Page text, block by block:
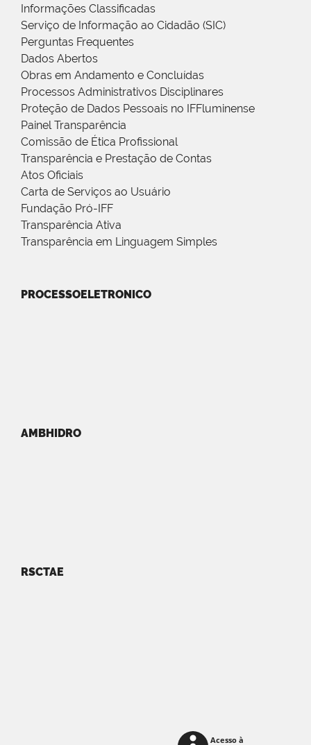
Informações Classificadas
Serviço de Informação ao Cidadão (SIC)
Perguntas Frequentes
Dados Abertos
Obras em Andamento e Concluídas
Processos Administrativos Disciplinares
Proteção de Dados Pessoais no IFFluminense
Painel Transparência
Comissão de Ética Profissional
Transparência e Prestação de Contas
Atos Oficiais
Carta de Serviços ao Usuário
Fundação Pró-IFF
Transparência Ativa
Transparência em Linguagem Simples
PROCESSOELETRONICO
AMBHIDRO
RSCTAE